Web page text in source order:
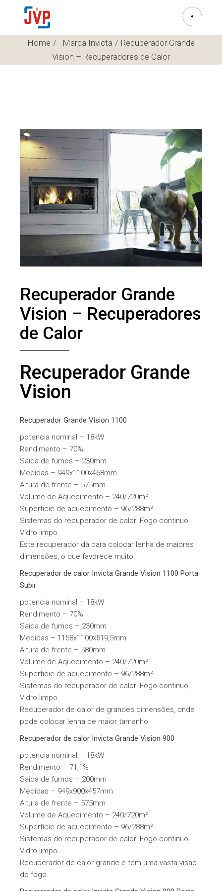
Home _Marca Invicta
Recuperador Grande
Vision – Recuperadores de Calor
Recuperador Grande
Vision – Recuperadores
de Calor
Recuperador Grande
Vision
Recuperador Grande Vision 1100
potencia nominal – 18kW
Rendimento – 70%
Saida de fumos – 230mm
Medidas – 949x1100x468mm
Altura de frente – 575mm
Volume de Aquecimento – 240/720m²
Superficie de aquecimento – 96/288m²
Sistemas do recuperador de calor: Fogo continuo,
Vidro limpo.
Este recuperador dá para colocar lenha de maiores
dimensões, o que favorece muito.
Recuperador de calor Invicta Grande Vision 1100 Porta
Subir
potencia nominal – 18kW
Rendimento – 70%
Saida de fumos – 230mm
Medidas – 1158x1100x519,5mm
Altura de frente – 580mm
Volume de Aquecimento – 240/720m²
Superficie de aquecimento – 96/288m²
Sistemas do recuperador de calor: Fogo continuo,
Vidro limpo.
Recuperador de calor de grandes dimensões, onde
pode colocar lenha de maior tamanho.
Recuperador de calor Invicta Grande Vision 900
potencia nominal – 18kW
Rendimento – 71,1%
Saida de fumos – 200mm
Medidas – 949x900x457mm
Altura de frente – 575mm
Volume de Aquecimento – 240/720m²
Superficie de aquecimento – 96/288m² .
Sistemas do recuperador de calor: Fogo continuo,
Vidro limpo.
Recuperador de calor grande e tem uma vasta visao
do fogo.